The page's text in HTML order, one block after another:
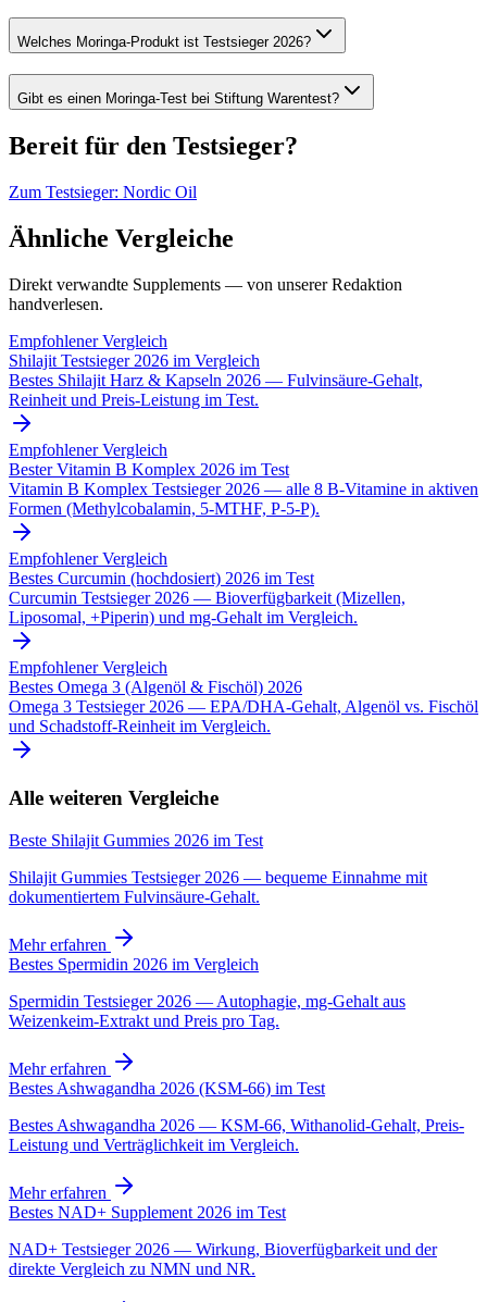
Welches Moringa-Produkt ist Testsieger 2026?
Gibt es einen Moringa-Test bei Stiftung Warentest?
Bereit für den Testsieger?
Zum Testsieger: Nordic Oil
Ähnliche Vergleiche
Direkt verwandte Supplements — von unserer Redaktion
handverlesen.
Empfohlener Vergleich
Shilajit Testsieger 2026 im Vergleich
Bestes Shilajit Harz & Kapseln 2026 — Fulvinsäure-Gehalt,
Reinheit und Preis-Leistung im Test.
Empfohlener Vergleich
Bester Vitamin B Komplex 2026 im Test
Vitamin B Komplex Testsieger 2026 — alle 8 B-Vitamine in aktiven
Formen (Methylcobalamin, 5-MTHF, P-5-P).
Empfohlener Vergleich
Bestes Curcumin (hochdosiert) 2026 im Test
Curcumin Testsieger 2026 — Bioverfügbarkeit (Mizellen,
Liposomal, +Piperin) und mg-Gehalt im Vergleich.
Empfohlener Vergleich
Bestes Omega 3 (Algenöl & Fischöl) 2026
Omega 3 Testsieger 2026 — EPA/DHA-Gehalt, Algenöl vs. Fischöl
und Schadstoff-Reinheit im Vergleich.
Alle weiteren Vergleiche
Beste Shilajit Gummies 2026 im Test
Shilajit Gummies Testsieger 2026 — bequeme Einnahme mit
dokumentiertem Fulvinsäure-Gehalt.
Mehr erfahren
Bestes Spermidin 2026 im Vergleich
Spermidin Testsieger 2026 — Autophagie, mg-Gehalt aus
Weizenkeim-Extrakt und Preis pro Tag.
Mehr erfahren
Bestes Ashwagandha 2026 (KSM-66) im Test
Bestes Ashwagandha 2026 — KSM-66, Withanolid-Gehalt, Preis-
Leistung und Verträglichkeit im Vergleich.
Mehr erfahren
Bestes NAD+ Supplement 2026 im Test
NAD+ Testsieger 2026 — Wirkung, Bioverfügbarkeit und der
direkte Vergleich zu NMN und NR.